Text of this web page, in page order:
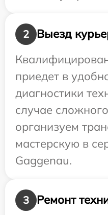
2
Выезд
приедет в
диагностики
случае
организуем
мастерскую в
Gaggenau.
3
Ремонт